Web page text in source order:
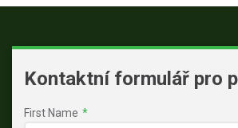
Kontaktní formulář pro
First Name *